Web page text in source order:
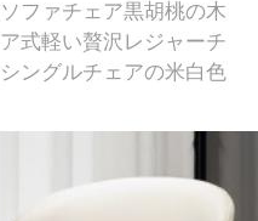
ファチェア黒胡桃の木
式軽い贅沢レジャーチ
ングルチェアの米白色